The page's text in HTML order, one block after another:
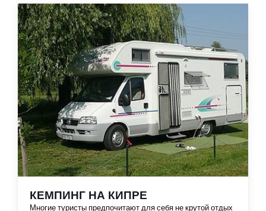
КЕМПИНГ НА КИПРЕ
Многие туристы предпочитают для себя не крутой отдых